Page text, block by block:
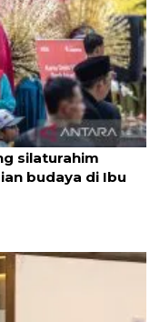
silaturahim
budaya di Ibu